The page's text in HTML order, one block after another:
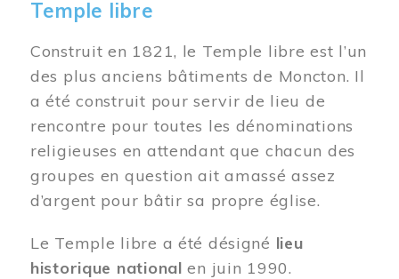
Temple libre
Construit en 1821, le Temple libre est l’un
des plus anciens bâtiments de Moncton. Il
a été construit pour servir de lieu de
rencontre pour toutes les dénominations
religieuses en attendant que chacun des
groupes en question ait amassé assez
d’argent pour bâtir sa propre église.
Le Temple libre a été désigné lieu
historique national en juin 1990.